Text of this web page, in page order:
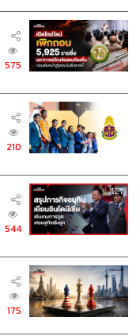
575
210
544
175